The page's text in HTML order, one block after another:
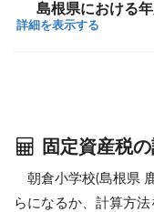
島根県における
詳細を表示する
固定資産税
朝倉小学校(島根県
らになるか、計算方法